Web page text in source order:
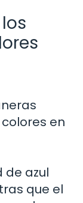
en
de azul
que el